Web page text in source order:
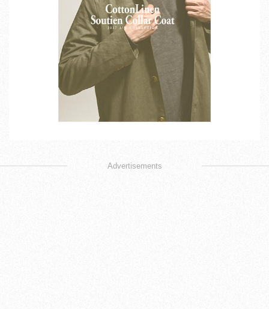
Advertisements